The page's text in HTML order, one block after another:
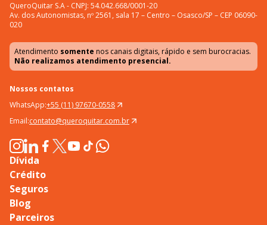
QueroQuitar S.A - CNPJ: 54.042.668/0001-20
Av. dos Autonomistas, nº 2561, sala 17 – Centro – Osasco/SP – CEP 06090-
020
Atendimento somente nos canais digitais, rápido e sem burocracias.
Não realizamos atendimento presencial.
Nossos contatos
WhatsApp:+55 (11) 97670-0558
Email:contato@queroquitar.com.br
Dívida
Crédito
Seguros
Blog
Parceiros